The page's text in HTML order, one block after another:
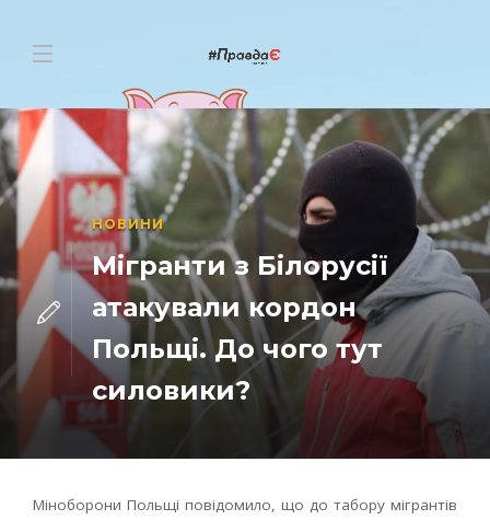
НОВИНИ
Мігранти з Білорусії
атакували кордон
Польщі. До чого тут
силовики?
Міноборони Польщі повідомило, що до табору мігрантів